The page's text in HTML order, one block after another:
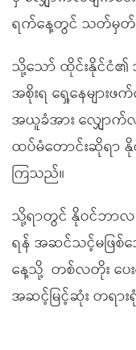
ရက်နေ့တွင် သတ်မှတ်
သို့သော် ထိုင်းနိုင်ငံ၏
အစိုးရ ရှေ့နေများဖ
အယူခံအား လျှောက်
ထပ်မံတောင်းဆိုရာ
ကြသည်။
သို့ရာတွင် နိုဝင်ဘာ
ရန် အဆင်သင့်မဖြ
နေ့သို့ တစ်လတိုး ပေ
အဆင့်မြင့်ဆုံး တရား